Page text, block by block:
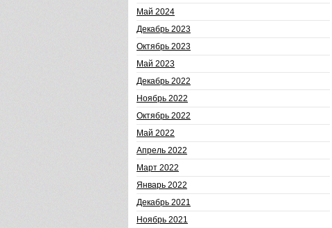
Май 2024
Декабрь 2023
Октябрь 2023
Май 2023
Декабрь 2022
Ноябрь 2022
Октябрь 2022
Май 2022
Апрель 2022
Март 2022
Январь 2022
Декабрь 2021
Ноябрь 2021